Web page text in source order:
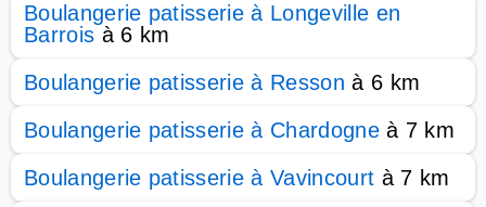
Boulangerie patisserie à Longeville en
Barrois à 6 km
Boulangerie patisserie à Resson à 6 km
Boulangerie patisserie à Chardogneà 7 km
Boulangerie patisserie à Vavincourt à 7 km